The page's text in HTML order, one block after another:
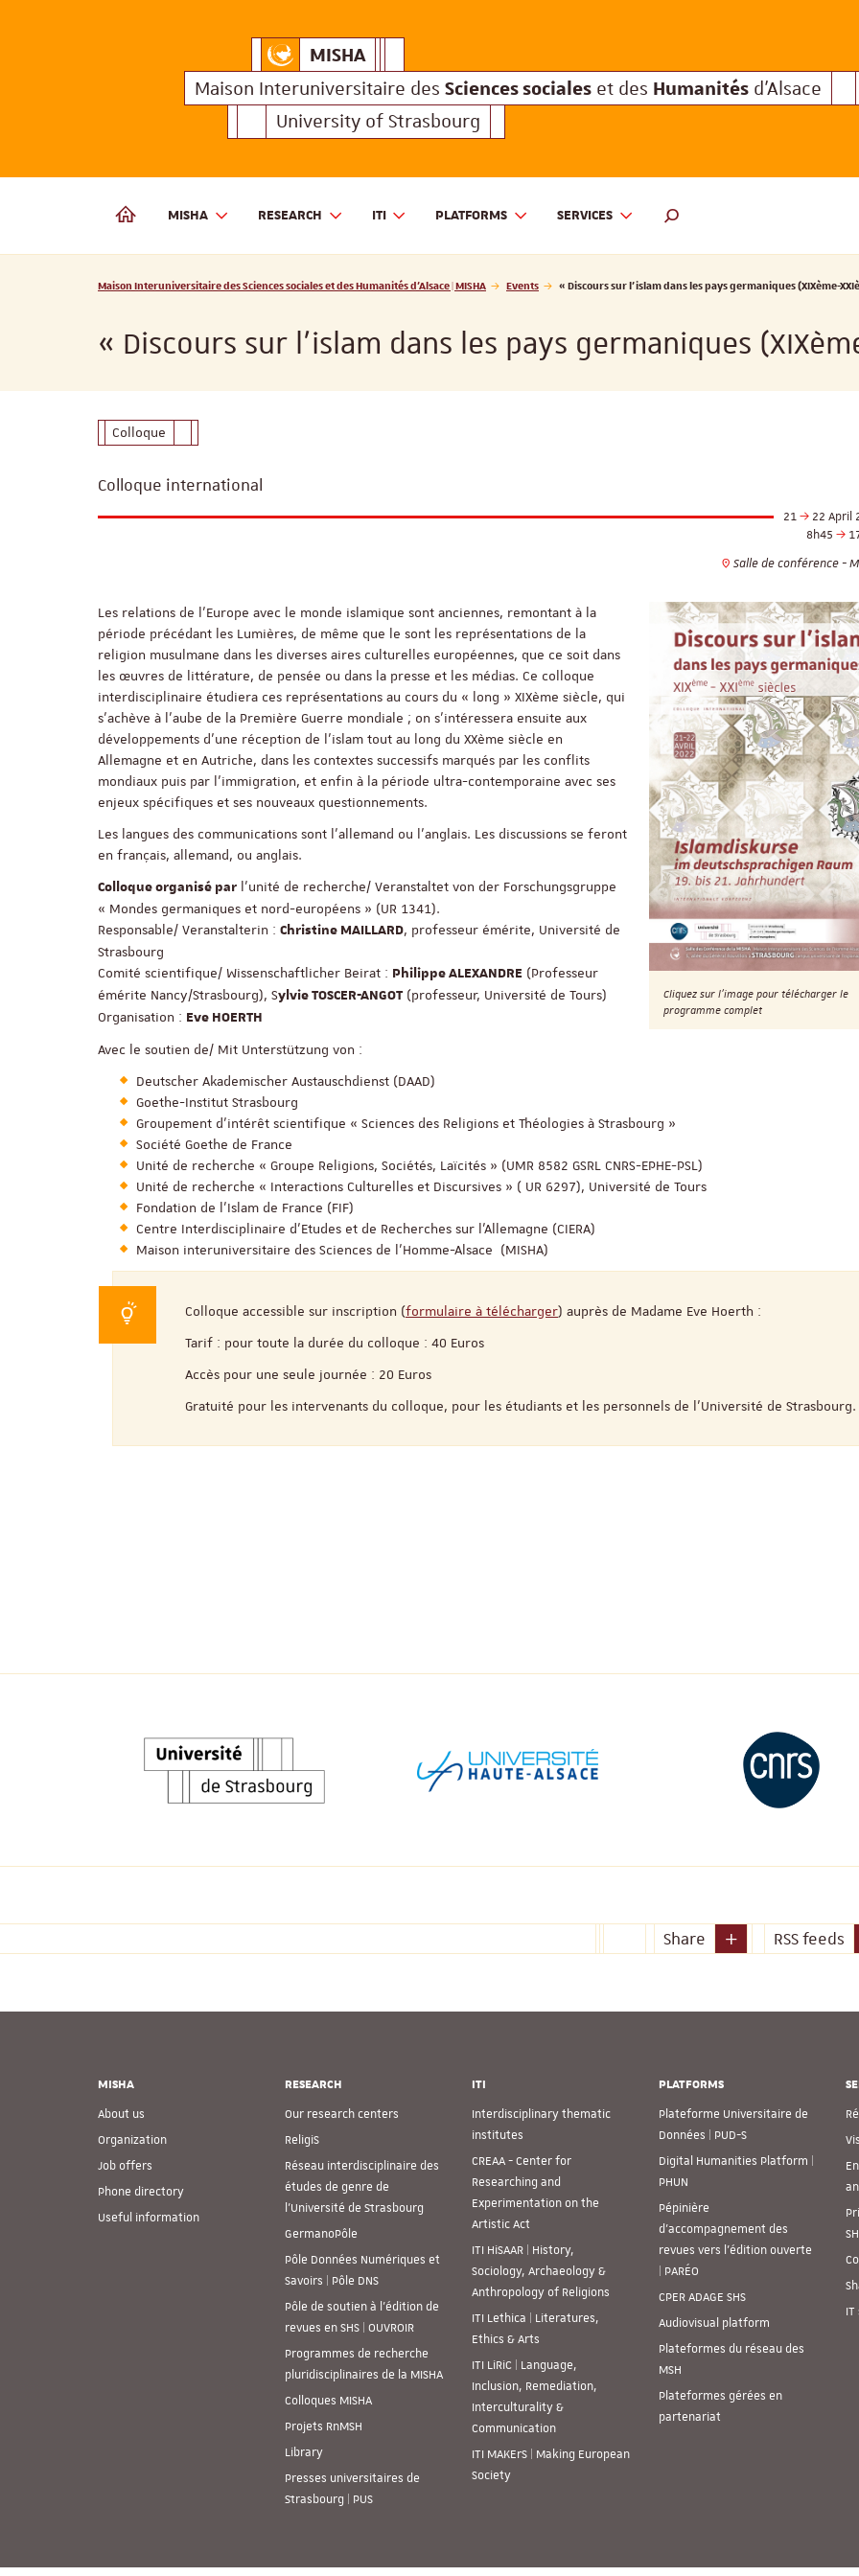
MISHAMaison Interuniversitaire des
Maison Interuniversitaire des Sciences sociales et des Humanités d'Alsace
University of Strasbourg
MAISON INTERUNIVERSITAIRE DES SCIENCES SOCIALES ET DES HUMANITÉS D'ALSACE | MISHA
MISHA RESEARCH ITI PLATFORMS SERVICES
SEARCH ENGINE
Maison Interuniversitaire des
Vous êtes ici :
Maison Interuniversitaire des Sciences sociales et des Humanités d'Alsace | MISHA Events « Discours sur l’islam dans les pays germaniques (XIXème-
« Discours sur l’islam dans les pays germaniques
Colloque
Colloque international
21
22 April
8h45
Salle de conférence -
Cliquez sur l'image pour télécharger le
programme complet
Les relations de l’Europe avec le monde islamique sont anciennes, remontant à la
période précédant les Lumières, de même que le sont les représentations de la
religion musulmane dans les diverses aires culturelles européennes, que ce soit dans
les œuvres de littérature, de pensée ou dans la presse et les médias. Ce colloque
interdisciplinaire étudiera ces représentations au cours du « long » XIXème siècle, qui
s’achève à l’aube de la Première Guerre mondiale ; on s’intéressera ensuite aux
développements d’une réception de l’islam tout au long du XXème siècle en
Allemagne et en Autriche, dans les contextes successifs marqués par les conflits
mondiaux puis par l’immigration, et enfin à la période ultra-contemporaine avec ses
enjeux spécifiques et ses nouveaux questionnements.
Les langues des communications sont l’allemand ou l’anglais. Les discussions se feront
en français, allemand, ou anglais.
Colloque organisé par l’unité de recherche/ Veranstaltet von der Forschungsgruppe
« Mondes germaniques et nord-européens » (UR 1341).
Responsable/ Veranstalterin : Christine MAILLARD, professeur émérite, Université de
Strasbourg
Comité scientifique/ Wissenschaftlicher Beirat : Philippe ALEXANDRE (Professeur
émérite Nancy/Strasbourg), Sylvie TOSCER-ANGOT(professeur, Université de Tours)
Organisation : Eve HOERTH
Avec le soutien de/ Mit Unterstützung von :
Deutscher Akademischer Austauschdienst (DAAD)
Goethe-Institut Strasbourg
Groupement d’intérêt scientifique « Sciences des Religions et Théologies à Strasbourg »
Société Goethe de France
Unité de recherche « Groupe Religions, Sociétés, Laïcités » (UMR 8582 GSRL CNRS-EPHE-PSL)
Unité de recherche « Interactions Culturelles et Discursives » ( UR 6297), Université de Tours
Fondation de l’Islam de France (FIF)
Centre Interdisciplinaire d’Etudes et de Recherches sur l’Allemagne (CIERA)
Maison interuniversitaire des Sciences de l’Homme-Alsace (MISHA)
Colloque accessible sur inscription (formulaire à télécharger) auprès de Madame Eve Hoerth :
Tarif : pour toute la durée du colloque : 40 Euros
Accès pour une seule journée : 20 Euros
Gratuité pour les intervenants du colloque, pour les étudiants et les personnels de l’Université de Strasbourg.
ReligiS Financement
Appel à candidatures /
Soutien à la
ReligiS
Date limite de candidature
2026
Séminaire
Share RSS feeds
MISHA
About us
Organization
Job offers
Phone directory
Useful information
RESEARCH
Our research centers
ReligiS
Réseau interdisciplinaire des
études de genre de
l’Université de Strasbourg
GermanoPôle
Pôle Données Numériques et
Savoirs | Pôle DNS
Pôle de soutien à l’édition de
revues en SHS | OUVROIR
Programmes de recherche
pluridisciplinaires de la MISHA
Colloques MISHA
Projets RnMSH
Library
Presses universitaires de
Strasbourg | PUS
ITI
Interdisciplinary thematic
institutes
CREAA - Center for
Researching and
Experimentation on the
Artistic Act
ITI HiSAAR | History,
Sociology, Archaeology &
Anthropology of Religions
ITI Lethica | Literatures,
Ethics & Arts
ITI LiRiC | Language,
Inclusion, Remediation,
Interculturality &
Communication
ITI MAKErS | Making European
Society
PLATFORMS
Plateforme Universitaire de
Données | PUD-S
Digital Humanities Platform |
PHUN
Pépinière
d’accompagnement des
revues vers l’édition ouverte
| PARÉO
CPER ADAGE SHS
Audiovisual platform
Plateformes du réseau des
MSH
Plateformes gérées en
partenariat